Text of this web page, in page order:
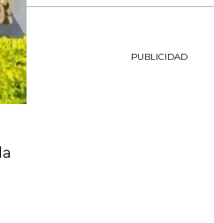
PUBLICIDAD